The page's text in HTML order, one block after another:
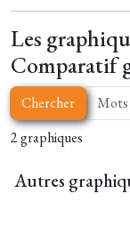
Les
Comparatif
Chercher
2 graphiques
Autres